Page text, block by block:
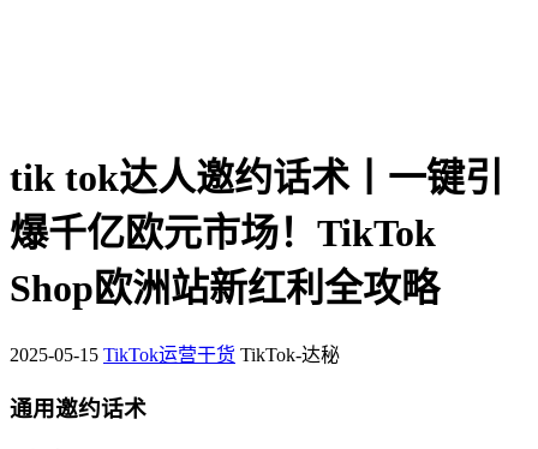
tik tok达人邀约话术丨一键引
爆千亿欧元市场！TikTok
Shop欧洲站新红利全攻略
2025-05-15 TikTok运营干货 TikTok-达秘
通用邀约话术